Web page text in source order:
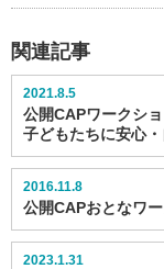
関連記事
2021.8.5
公開CAPワークシ
子どもたちに安心・
2016.11.8
公開CAPおとなワ
2023.1.31